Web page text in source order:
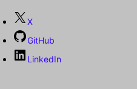
X
GitHub
LinkedIn